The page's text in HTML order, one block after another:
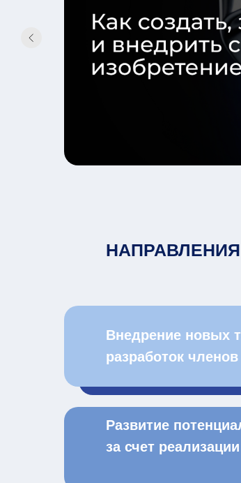
Внедрение новых
разработок
Развитие
за счет